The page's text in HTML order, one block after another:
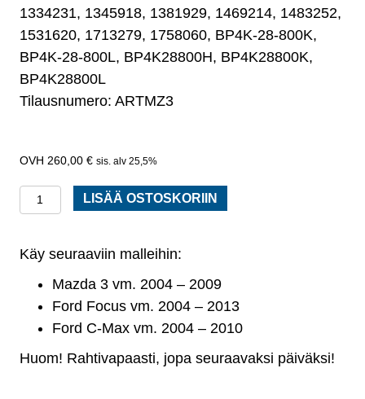
1334231, 1345918, 1381929, 1469214, 1483252,
1531620, 1713279, 1758060, BP4K-28-800K,
BP4K-28-800L, BP4K28800H, BP4K28800K,
BP4K28800L
Tilausnumero: ARTMZ3
260,00 € sis. alv 25,5%
Taka-
akselipalkki
3
vm
2004
2009
LISÄÄ OSTOSKORIIN
Käy seuraaviin malleihin:
Mazda 3 vm. 2004 – 2009
Ford Focus vm. 2004 – 2013
Ford C-Max vm. 2004 – 2010
Huom! Rahtivapaasti, jopa seuraavaksi päiväksi!